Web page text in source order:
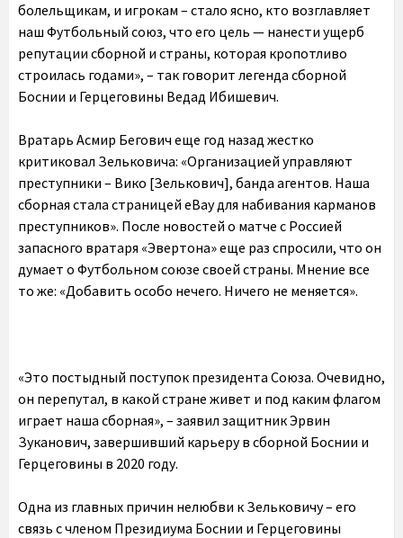
болельщикам, и игрокам – стало ясно, кто возглавляет
наш Футбольный союз, что его цель — нанести ущерб
репутации сборной и страны, которая кропотливо
строилась годами», – так говорит легенда сборной
Боснии и Герцеговины Ведад Ибишевич.
Вратарь Асмир Бегович еще год назад жестко
критиковал Зельковича: «Организацией управляют
преступники – Вико [Зелькович], банда агентов. Наша
сборная стала страницей eBay для набивания карманов
преступников». После новостей о матче с Россией
запасного вратаря «Эвертона» еще раз спросили, что он
думает о Футбольном союзе своей страны. Мнение все
то же: «Добавить особо нечего. Ничего не меняется».
«Это постыдный поступок президента Союза. Очевидно,
он перепутал, в какой стране живет и под каким флагом
играет наша сборная», – заявил защитник Эрвин
Зуканович, завершивший карьеру в сборной Боснии и
Герцеговины в 2020 году.
Одна из главных причин нелюбви к Зельковичу – его
связь с членом Президиума Боснии и Герцеговины